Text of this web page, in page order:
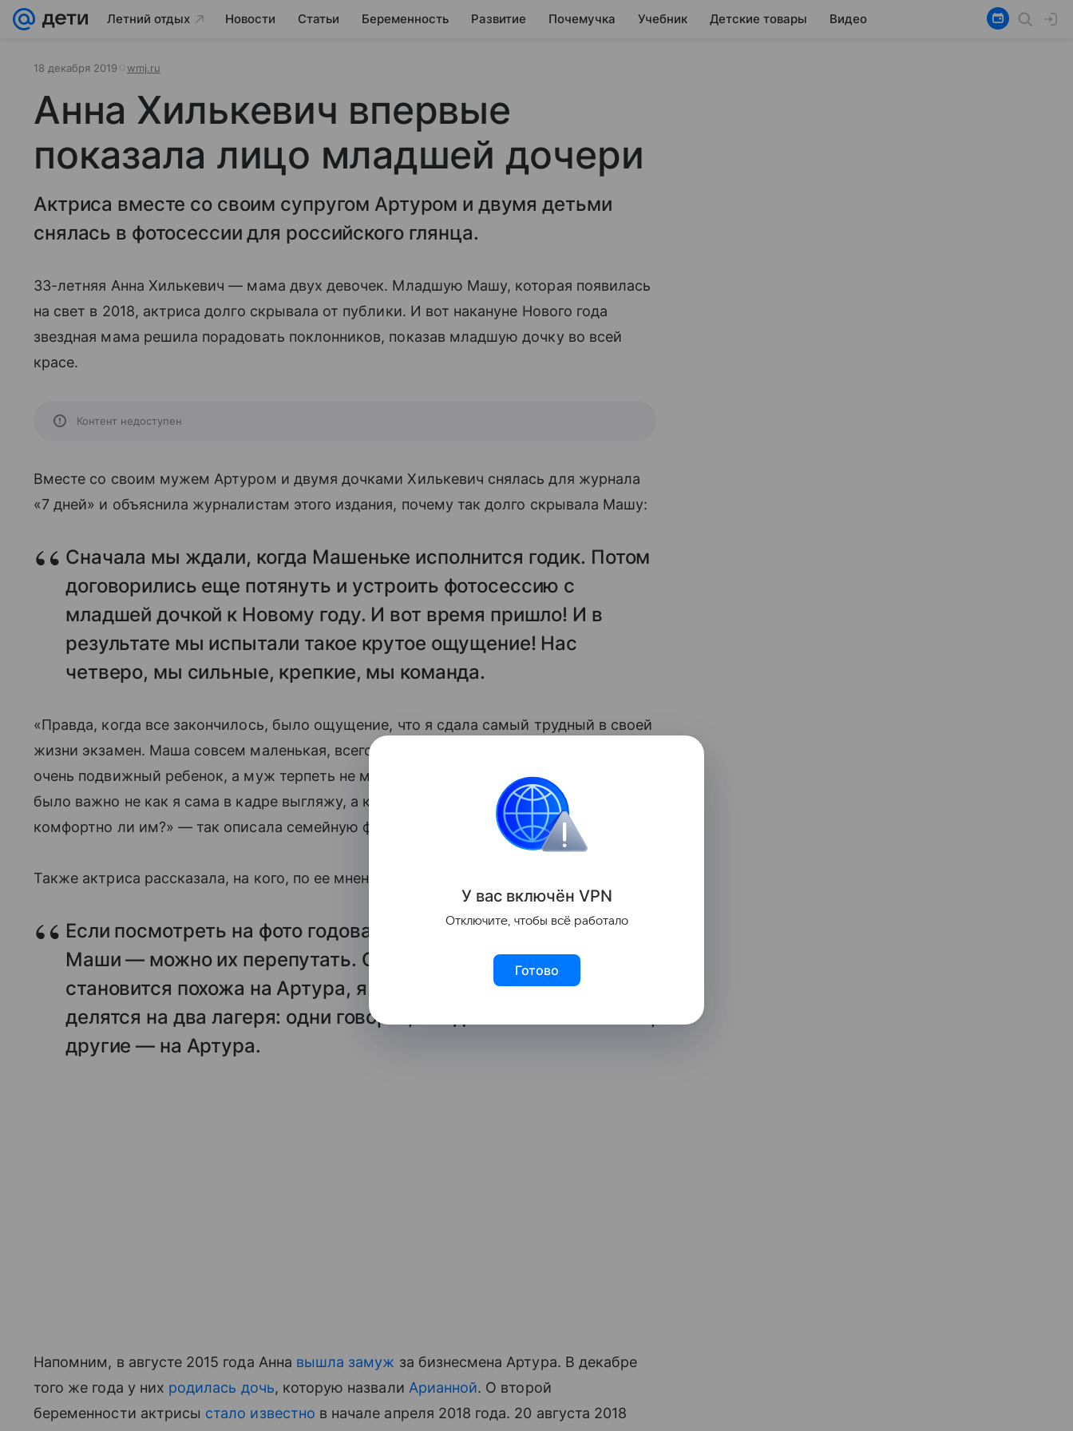
Летний отдых Новости Статьи Беременность Развитие Почемучка Учебник Детские товары Видео
18 декабря 2019 wmj.ru
Анна Хилькевич впервые
показала лицо младшей дочери
Актриса вместе со своим супругом Артуром и двумя детьми
снялась в фотосессии для российского глянца.
33-летняя Анна Хилькевич — мама двух девочек. Младшую Машу, которая появилась
на свет в 2018, актриса долго скрывала от публики. И вот накануне Нового года
звездная мама решила порадовать поклонников, показав младшую дочку во всей
красе.
Контент недоступен
Вместе со своим мужем Артуром и двумя дочками Хилькевич снялась для журнала
«7 дней» и объяснила журналистам этого издания, почему так долго скрывала Машу:
Сначала мы ждали, когда Машеньке исполнится годик. Потом
договорились еще потянуть и устроить фотосессию с
младшей дочкой к Новому году. И вот время пришло! И в
результате мы испытали такое крутое ощущение! Нас
четверо, мы сильные, крепкие, мы команда.
«Правда, когда все закончилось, было ощущение, что я сдала самый трудный в своей
жизни экзамен. Маша совсем маленькая, всего боится, Ариаша не сидит спокойно,
очень подвижный ребенок, а муж терпеть не может фотографироваться. В итоге мне
было важно не как я сама в кадре выгляжу, а как дети и муж себя ощущают —
комфортно ли им?» — так описала семейную фотосессию Хилькевич.
Также актриса рассказала, на кого, по ее мнению, похожа Маша:
Если посмотреть на фото годовалой Ариаши и годовалой
Маши — можно их перепутать. Сейчас Арианна все больше
становится похожа на Артура, я это вижу. Хотя наши друзья
делятся на два лагеря: одни говорят, что дочь похожа на меня,
другие — на Артура.
Напомним, в августе 2015 года Анна вышла замуж за бизнесмена Артура. В декабре
того же года у них родилась дочь, которую назвали Арианной. О второй
беременности актрисы стало известно в начале апреля 2018 года. 20 августа 2018
У вас включён VPN
Отключите, чтобы всё работало
Готово